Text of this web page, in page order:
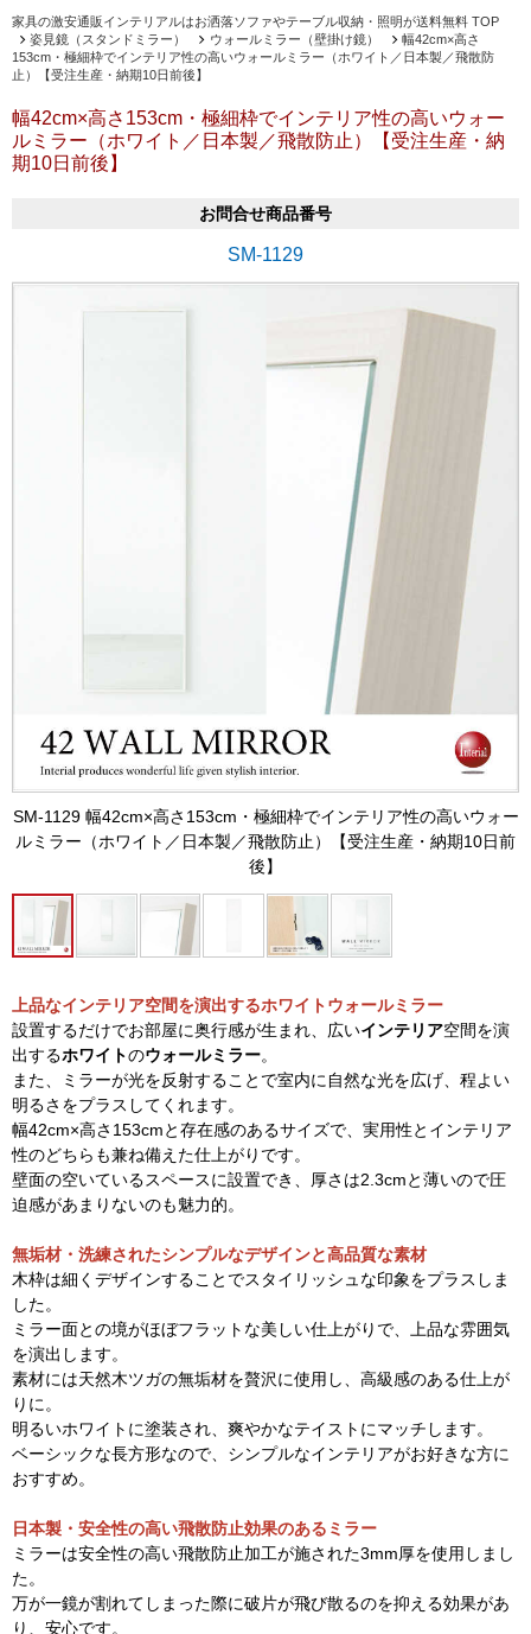
家具の激安通販インテリアルはお洒落ソファやテーブル収納・照明が送料無料 TOP
姿見鏡（スタンドミラー）
ウォールミラー（壁掛け鏡）
幅42cm×高さ
153cm・極細枠でインテリア性の高いウォールミラー（ホワイト／日本製／飛散防
止）【受注生産・納期10日前後】
幅42cm×高さ153cm・極細枠でインテリア性の高いウォー
ルミラー（ホワイト／日本製／飛散防止）【受注生産・納
期10日前後】
お問合せ商品番号
SM-1129
SM-1129 幅42cm×高さ153cm・極細枠でインテリア性の高いウォー
ルミラー（ホワイト／日本製／飛散防止）【受注生産・納期10日前
後】
上品なインテリア空間を演出するホワイトウォールミラー
設置するだけでお部屋に奥行感が生まれ、広いインテリア空間を演
出するホワイトのウォールミラー。
また、ミラーが光を反射することで室内に自然な光を広げ、程よい
明るさをプラスしてくれます。
幅42cm×高さ153cmと存在感のあるサイズで、実用性とインテリア
性のどちらも兼ね備えた仕上がりです。
壁面の空いているスペースに設置でき、厚さは2.3cmと薄いので圧
迫感があまりないのも魅力的。
無垢材・洗練されたシンプルなデザインと高品質な素材
木枠は細くデザインすることでスタイリッシュな印象をプラスしま
した。
ミラー面との境がほぼフラットな美しい仕上がりで、上品な雰囲気
を演出します。
素材には天然木ツガの無垢材を贅沢に使用し、高級感のある仕上が
りに。
明るいホワイトに塗装され、爽やかなテイストにマッチします。
ベーシックな長方形なので、シンプルなインテリアがお好きな方に
おすすめ。
日本製・安全性の高い飛散防止効果のあるミラー
ミラーは安全性の高い飛散防止加工が施された3mm厚を使用しまし
た。
万が一鏡が割れてしまった際に破片が飛び散るのを抑える効果があ
り、安心です。